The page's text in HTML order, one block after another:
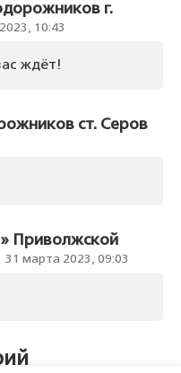
г.
10:43
ждёт!
ст. Серов
Приволжской
31 марта 2023, 09:03